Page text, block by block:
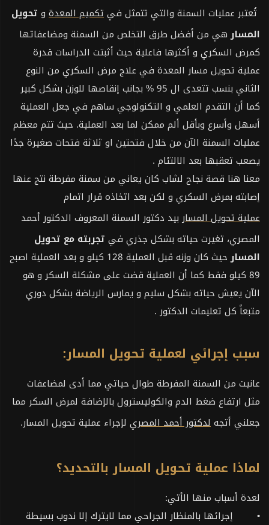
تُعتبر عمليات السمنة والتي تتمثل فيتكميم المعدة و تحويل
المسارهي من أفضل طرق التخلص من السمنة ومضاعفاتها
كمرض السكري و أكثرها فاعلية حيث أثبتت الدراسات قدرة
عملية تحويل مسار المعدة في علاج مرض السكري من النوع
الثاني بنسب تتعدى ال 95 % بجانب إنقاصها للوزن بشكل كبير
كما أن التقدم العلمي و التكنولوجي ساهم في جعل العملية
أسهل وأسرع وبأقل ألم ممكن لما بعد العملية. حيث تتم معظم
عمليات السمنة الآن من خلال فتحتين او ثلاثة فتحات صغيرة جدًا
يصعب تعقبها بعد الالتئام .
معنا هنا قصة نجاح لشاب كان يعاني من سمنة مفرطة نتج عنها
إصابته بمرض السكري و لكن بعد اتخاذه قرار اتمام
عملية تحويل المسار بيد دكتور السمنة المعروف الدكتور أحمد
المصري، تغيرت حياته بشكل جذري في تجربته مع تحويل
المسار
حيث كان وزنه قبل العملية 128 كيلو و بعد العملية اصبح
89 كيلو فقط كما أن العملية قضت على مشكلة السكر و هو
الآن يعيش حياته بشكل سليم و يمارس الرياضة بشكل دوري
متبعاً كل تعليمات الدكتور .
سبب إجرائي لعملية تحويل المسار:
عانيت من السمنة المفرطة طوال حياتي مما أدى لمضاعفات
مثل ارتفاع ضغط الدم والكوليسترول بالإضافة لمرض السكر مما
جعلني أتجهلدكتور أحمد المصري لإجراء عملية تحويل المسار.
لماذا عملية تحويل المسار بالتحديد؟
لعدة أسباب منها الأتي:
•
إجرائها بالمنظار الجراحي مما لايترك إلا ندوب بسيطة